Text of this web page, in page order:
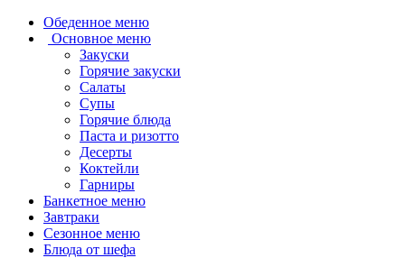
Обеденное меню
Основное меню
Закуски
Горячие закуски
Салаты
Супы
Горячие блюда
Паста и ризотто
Десерты
Коктейли
Гарниры
Банкетное меню
Завтраки
Сезонное меню
Блюда от шефа